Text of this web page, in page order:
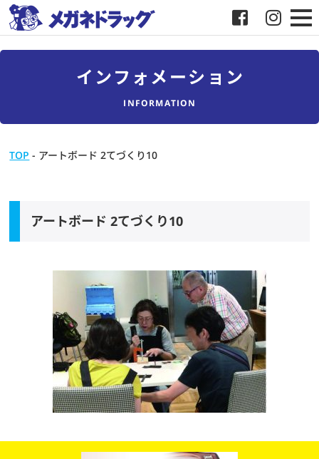
メガネドラッグについて
スタッフブログ
インフォメーション
INFORMATION
TOP - アートボード 2てづくり10
アートボード 2てづくり10